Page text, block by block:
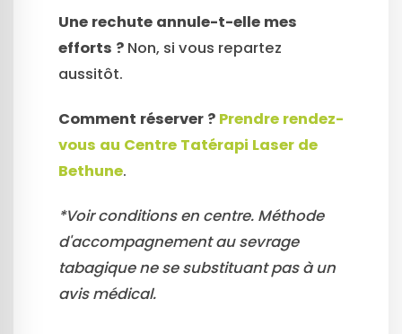
Une rechute annule-t-elle mes
efforts ? Non, si vous repartez
aussitôt.
Comment réserver ? Prendre rendez-
vous au Centre Tatérapi Laser de
Bethune.
*Voir conditions en centre. Méthode
d'accompagnement au sevrage
tabagique ne se substituant pas à un
avis médical.